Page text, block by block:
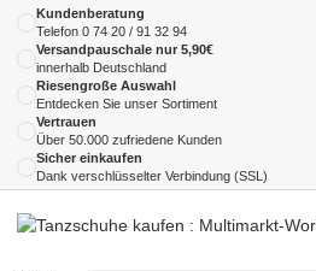
Kundenberatung
Telefon 0 74 20 / 91 32 94
Versandpauschale nur 5,90€
innerhalb Deutschland
Riesengroße Auswahl
Entdecken Sie unser Sortiment
Vertrauen
Über 50.000 zufriedene Kunden
Sicher einkaufen
Dank verschlüsselter Verbindung (SSL)